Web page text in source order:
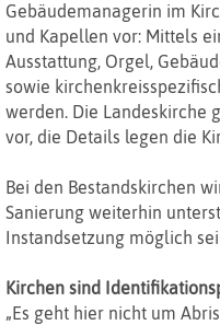
Gebäudemanagerin im
und Kapellen vor: Mittels
Ausstattung, Orgel,
sowie
werden. Die Landeskirche
vor, die Details legen die
Bei den Bestandskirchen
Sanierung weiterhin
Instandsetzung möglich
Kirchen sind
„Es geht hier nicht um